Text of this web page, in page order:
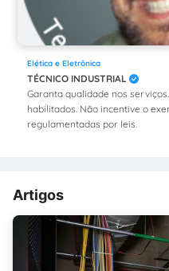
Elética e Eletrônica
TÉCNICO INDUSTRIAL
Garanta qualidade nos
habilitados. Não incentive o
regulamentadas por leis.
Artigos